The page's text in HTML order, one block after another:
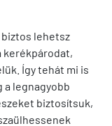
lehetsz
kerékpárodat,
Így tehát mi is
a legnagyobb
biztosítsuk,